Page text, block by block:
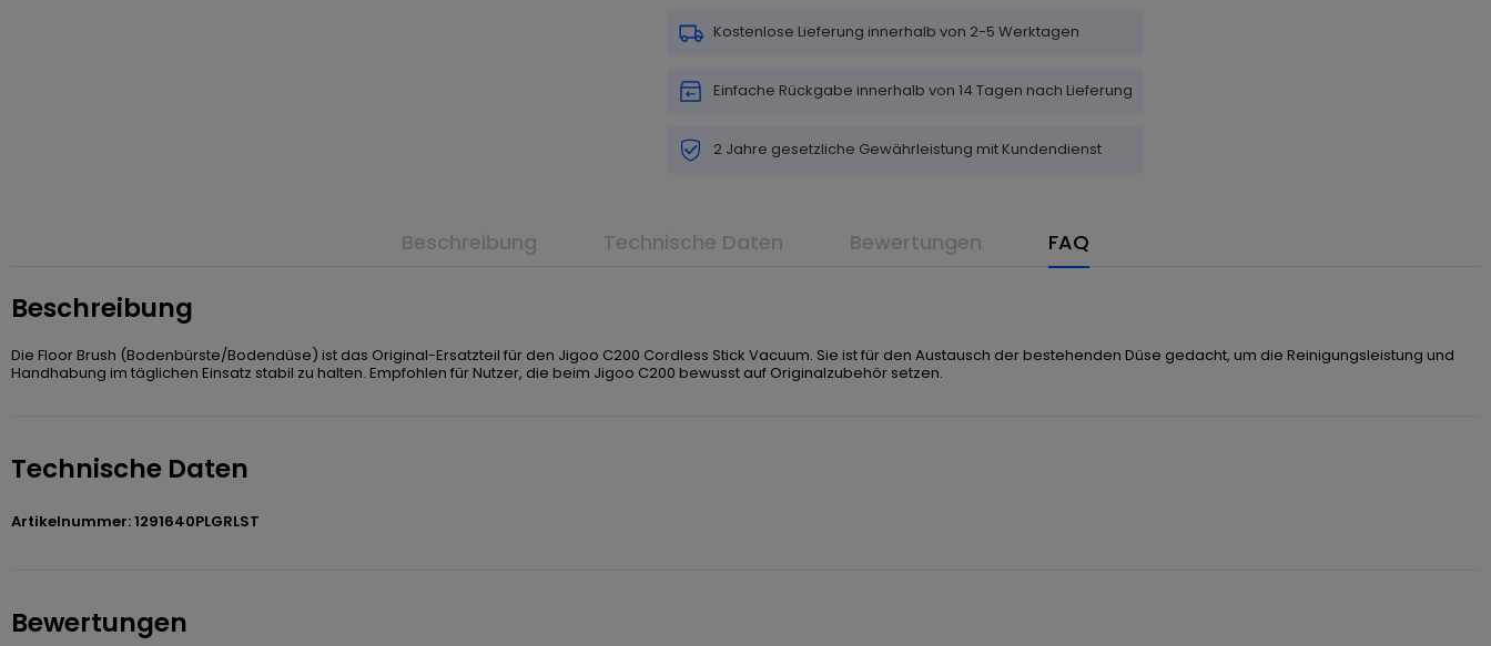
Kostenlose Lieferung innerhalb von 2-5 Werktagen
Einfache Rückgabe innerhalb von 14 Tagen nach Lieferung
2 Jahre gesetzliche Gewährleistung mit Kundendienst
Beschreibung Technische Daten Bewertungen FAQ
Beschreibung
Die Floor Brush (Bodenbürste/Bodendüse) ist das Original-Ersatzteil für den Jigoo C200 Cordless Stick Vacuum. Sie ist für den Austausch der bestehenden Düse gedacht, um die Reinigungsleistung und
Handhabung im täglichen Einsatz stabil zu halten. Empfohlen für Nutzer, die beim Jigoo C200 bewusst auf Originalzubehör setzen.
Technische Daten
Artikelnummer: 1291640PLGRLST
Bewertungen